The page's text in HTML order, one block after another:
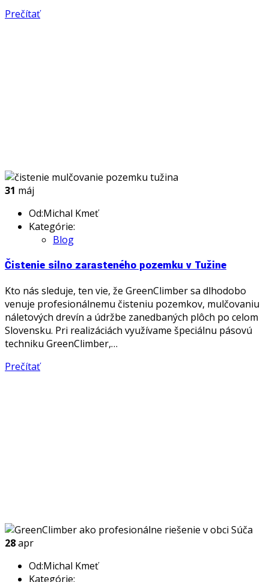
Prečítať
31 máj
Od:Michal Kmeť
Kategórie:
Blog
Čistenie silno zarasteného pozemku v Tužine
Kto nás sleduje, ten vie, že GreenClimber sa dlhodobo
venuje profesionálnemu čisteniu pozemkov, mulčovaniu
náletových drevín a údržbe zanedbaných plôch po celom
Slovensku. Pri realizáciách využívame špeciálnu pásovú
techniku GreenClimber,…
Prečítať
28apr
Od:Michal Kmeť
Kategórie: